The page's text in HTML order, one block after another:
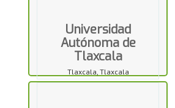
Universidad
Autónoma de
Tlaxcala
Tlaxcala, Tlaxcala